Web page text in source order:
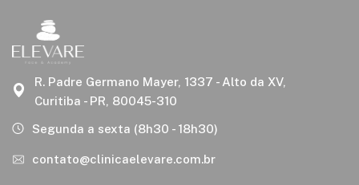
R. Padre Germano Mayer, 1337 - Alto da XV,
Curitiba - PR, 80045-310
Segunda a sexta (8h30 - 18h30)
contato@clinicaelevare.com.br